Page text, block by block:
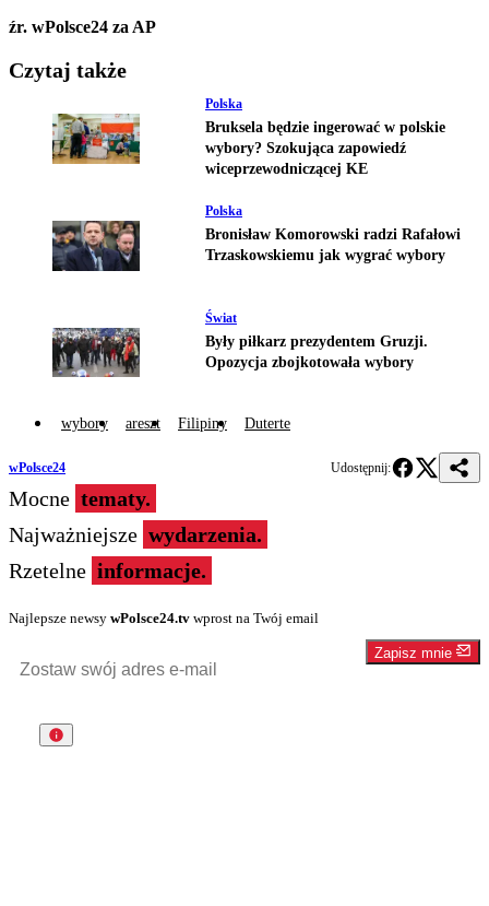
źr. wPolsce24 za AP
Czytaj także
Polska
Bruksela będzie ingerować w polskie
wybory? Szokująca zapowiedź
wiceprzewodniczącej KE
Polska
Bronisław Komorowski radzi Rafałowi
Trzaskowskiemu jak wygrać wybory
Świat
Były piłkarz prezydentem Gruzji.
Opozycja zbojkotowała wybory
wybory areszt Filipiny Duterte
wPolsce24 Udostępnij:
Mocne tematy.
Najważniejsze wydarzenia.
Rzetelne informacje.
Najlepsze newsy wPolsce24.tv wprost na Twój email
Zapisz mnie